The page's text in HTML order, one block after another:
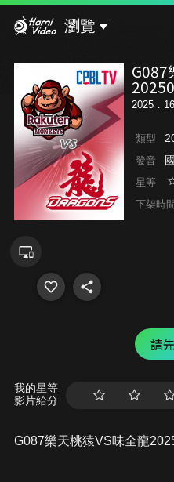
瀏覽
G087
2025．
類型
發音
星等
下架時
請
我的星等
影片給分
G087樂天桃猿VS味全龍